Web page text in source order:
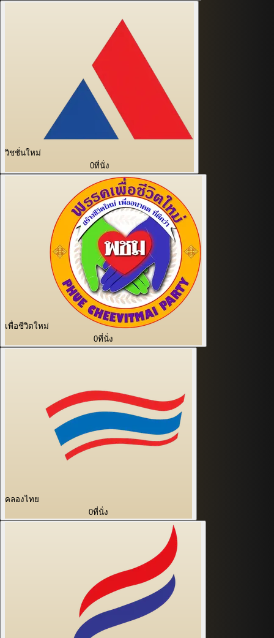
วิชชั่นใหม่
0ที่นั่ง
เพื่อชีวิตใหม่
0ที่นั่ง
คลองไทย
0ที่นั่ง